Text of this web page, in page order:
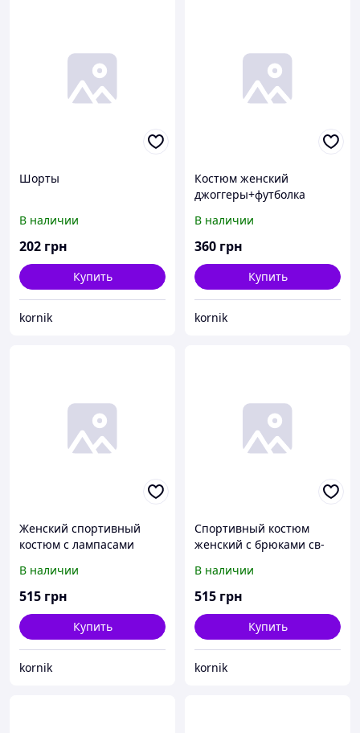
Шорты
В наличии
202 грн
Купить
kornik
Костюм женский
джоггеры+футболка
В наличии
360 грн
Купить
kornik
Женский спортивный
костюм с лампасами
В наличии
515 грн
Купить
kornik
Спортивный костюм
женский с брюками св-
В наличии
515 грн
Купить
kornik